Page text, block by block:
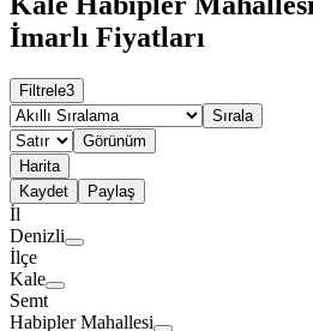
İmarlı Fiyatları
Filtrele3
Sırala
Görünüm
Harita
Kaydet
Paylaş
İl
Denizli
İlçe
Kale
Semt
Habipler Mahallesi